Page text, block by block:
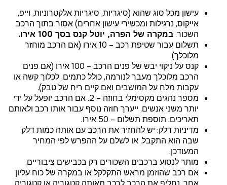
עישון מכל סוג שהוא (סיגריות, סיגריות אלקטרוניות, וייפ,
אייקוס, נרגילות ומכשירי עישון אחרים) אסור בתוך הרכב
השכור.במקרה של הפרה, יוטל קנס בסך 100 אירו.
תשלום עבור שטיפת רכב – 10 אירו (אם הרכב מוחזר
מלוכלך).
קנס על ניקוי יבש של פנים הרכב – 100 אירו (אם פנים
הרכב מלוכלך מעבר לנורמה, כולל כתמים, לכלוך קשה או
עקבות מלח על המושבים ואם קיים ריח של טבק).
מספר נהגים מקסימלי בחוזה – 2. אם הרכב יופעל על ידי
יותר משני אנשים, ייערך חוזה נוסף עבור אותו רכב ולאותם
תאריכים. תוספת תשלום – 50 אירו.
מדיניות דלק: יש להחזיר את הרכב עם אותה כמות דלק
שבה הוא התקבל, או לשלם על ההפרש לפי המחיר
המעודכן.
מותר לנסוע ברכבים השכורים רק בכבישים ציבוריים.
אם רכב שהוזמן מראש התקלקל או במקרה של כוח עליון